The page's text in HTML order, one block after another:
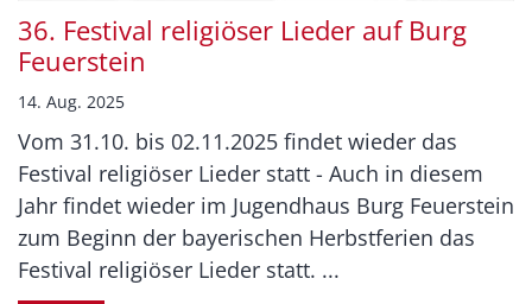
36. Festival religiöser Lieder auf Burg
Feuerstein
14. Aug. 2025
Vom 31.10. bis 02.11.2025 findet wieder das
Festival religiöser Lieder statt - Auch in diesem
Jahr findet wieder im Jugendhaus Burg Feuerstein
zum Beginn der bayerischen Herbstferien das
Festival religiöser Lieder statt. ...